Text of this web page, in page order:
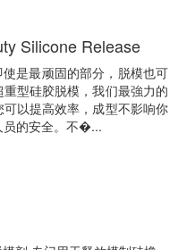
Silicone Release
是最顽固的部分，脱模也可
型硅胶脱模，我们最強力的
以提高效率，成型不影响你
员的安全。不�...